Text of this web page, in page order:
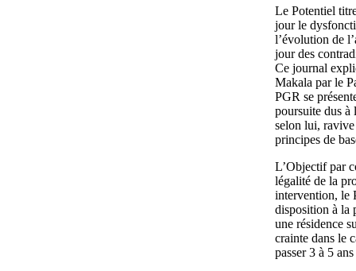
Le Potentiel
jour le
l’évolution de
jour des
Ce journal
Makala par le
PGR se
poursuite dus à
selon lui,
principes de
L’Objectif par
légalité de la
intervention, le
disposition à la
une résidence
crainte dans le
passer 3 à 5